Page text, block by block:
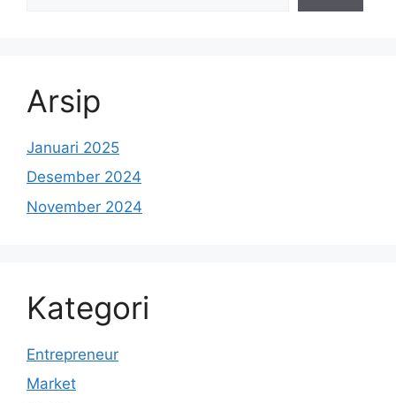
Arsip
Januari 2025
Desember 2024
November 2024
Kategori
Entrepreneur
Market